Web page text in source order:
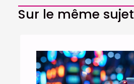
Sur le même sujet